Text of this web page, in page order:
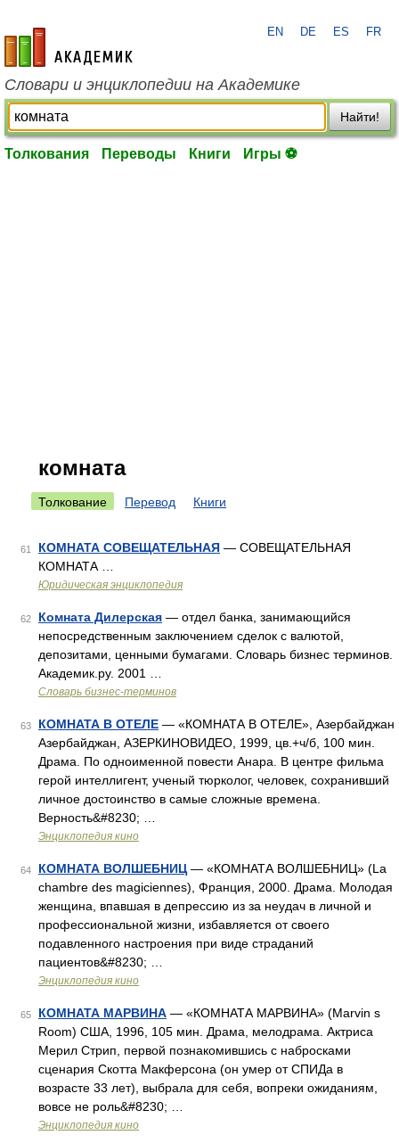
academic.ru
EN DE ES FR
Словари и энциклопедии на Академике
Найти!
Толкования Переводы Книги Игры ⚽
комната
Толкование Перевод Книги
61 КОМНАТА СОВЕЩАТЕЛЬНАЯ — СОВЕЩАТЕЛЬНАЯ
КОМНАТА …
Юридическая энциклопедия
62 Комната Дилерская — отдел банка, занимающийся
непосредственным заключением сделок с валютой,
депозитами, ценными бумагами. Словарь бизнес терминов.
Академик.ру. 2001 …
Словарь бизнес-терминов
63 КОМНАТА В ОТЕЛЕ — «КОМНАТА В ОТЕЛЕ», Азербайджан
Азербайджан, АЗЕРКИНОВИДЕО, 1999, цв.+ч/б, 100 мин.
Драма. По одноименной повести Анара. В центре фильма
герой интеллигент, ученый тюрколог, человек, сохранивший
личное достоинство в самые сложные времена.
Верность&#8230; …
Энциклопедия кино
64 КОМНАТА ВОЛШЕБНИЦ — «КОМНАТА ВОЛШЕБНИЦ» (La
chambre des magiciennes), Франция, 2000. Драма. Молодая
женщина, впавшая в депрессию из за неудач в личной и
профессиональной жизни, избавляется от своего
подавленного настроения при виде страданий
пациентов&#8230; …
Энциклопедия кино
65 КОМНАТА МАРВИНА — «КОМНАТА МАРВИНА» (Marvin s
Room) CША, 1996, 105 мин. Драма, мелодрама. Актриса
Мерил Стрип, первой познакомившись с набросками
сценария Скотта Макферсона (он умер от СПИДа в
возрасте 33 лет), выбрала для себя, вопреки ожиданиям,
вовсе не роль&#8230; …
Энциклопедия кино